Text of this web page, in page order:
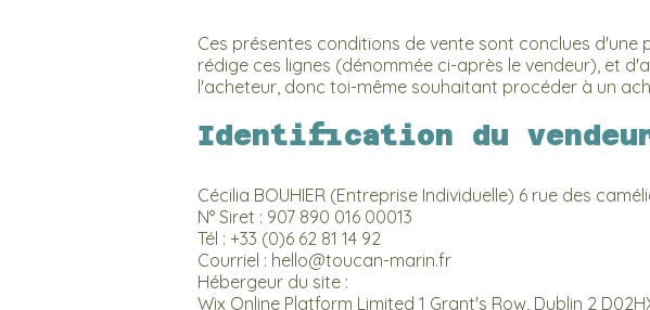
Ces présentes conditions de vente sont conclues d'une
rédige ces lignes (dénommée ci-après le vendeur), et
l'acheteur, donc toi-même souhaitant procéder à un
Identification du
Cécilia BOUHIER (Entreprise Individuelle) 6 rue des
N° Siret : 907 890 016 00013
Tél : +33 (0)6 62 81 14 92
Courriel : hello@toucan-marin.fr
Hébergeur du site :
Wix Online Platform Limited 1 Grant's Row, Dublin 2